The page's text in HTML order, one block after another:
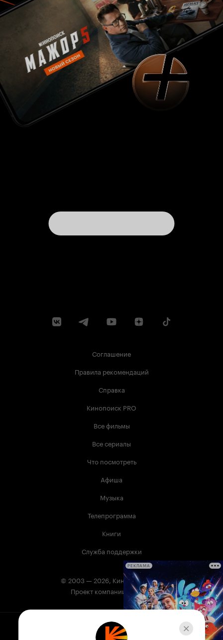
Соглашение
Правила рекомендаций
Справка
Кинопоиск PRO
Все фильмы
Все сериалы
Что посмотреть
Афиша
Музыка
Телепрограмма
Книги
Служба поддержки
© 2003 — 2026, Кинопоиск 18+
Проект компании
Сервис Кинопоиск может содержать информацию,
не предназначенную для несовершеннолетних.
РЕКЛАМА